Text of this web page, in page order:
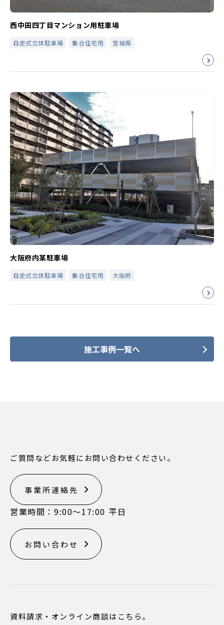
西中田四丁目マンション用駐車場
自走式立体駐車場 集合住宅用 宮城県
大阪府内某駐車場
自走式立体駐車場 集合住宅用 大阪府
施工事例一覧へ
ご質問などお気軽にお問い合わせください。
事業所連絡先
営業時間：9:00〜17:00 平日
お問い合わせ
資料請求・オンライン商談はこちら。